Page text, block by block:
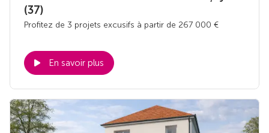
(37)
Profitez de 3 projets excusifs à partir de 267 000 €
En savoir plus